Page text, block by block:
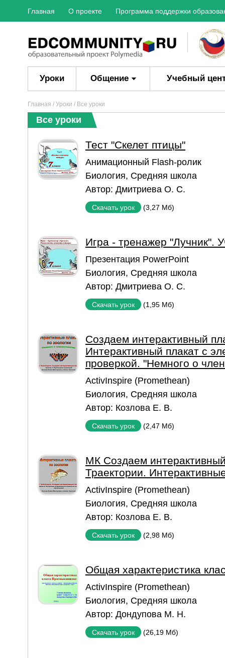
Главная О проекте Программа поддержки
Уроки Общение Учебный
Главная / Уроки / Все уроки
Все уроки
Тест "Скелет птицы"
Aнимационный Flash-ролик
Биология, Средняя школа
Автор: Дмитриева О. С.
Скачать урок (3,27 Мб)
Игра - тренажер "Лучник".
Презентация PowerPoint
Биология, Средняя школа
Автор: Дмитриева О. С.
Скачать урок (1,95 Мб)
Создаем интерактивный
Интерактивный плакат с
проверкой. "Немного о
ActivInspire (Promethean)
Биология, Средняя школа
Автор: Козлова Е. В.
Скачать урок (2,47 Мб)
МК Создаем
Траектории.
ActivInspire (Promethean)
Биология, Средняя школа
Автор: Козлова Е. В.
Скачать урок (2,98 Мб)
Общая характеристика
ActivInspire (Promethean)
Биология, Средняя школа
Автор: Дондупова М. Н.
Скачать урок (26,19 Мб)